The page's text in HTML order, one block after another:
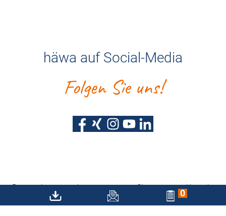
0
häwa auf Social-Media
Folgen Sie uns!
Datenschutz Impressum Sitemap
Kontakt
Barrierefreiheitserklärung